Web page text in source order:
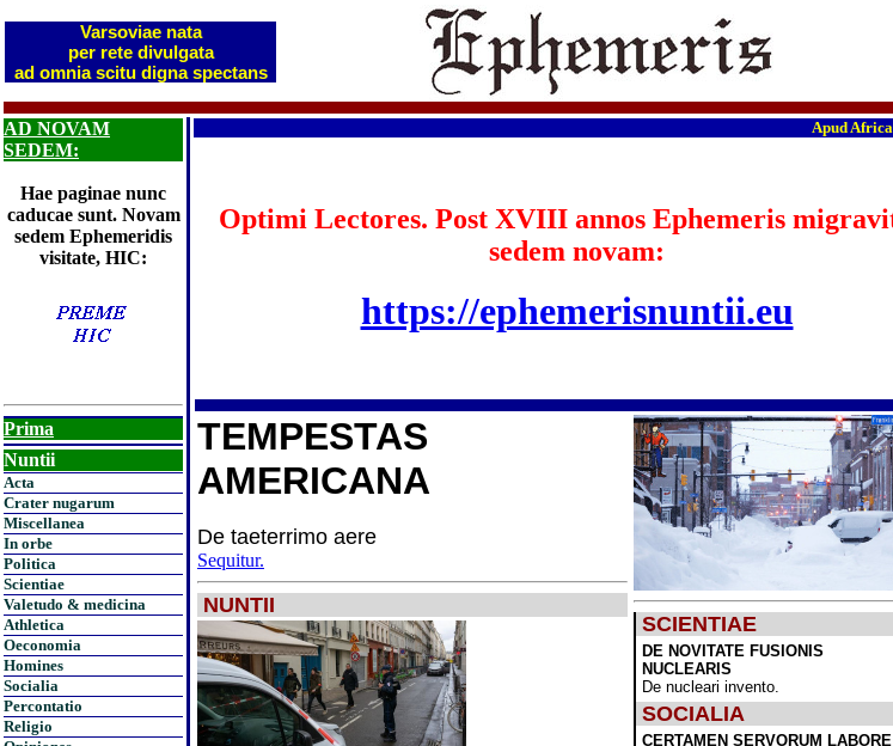
Varsoviae nata
per rete divulgata
ad omnia scitu digna spectans
AD NOVAM
SEDEM:
Hae paginae nunc
caducae sunt. Novam
sedem Ephemeridis
visitate, HIC:
Prima
Nuntii
Acta
Crater nugarum
Miscellanea
In orbe
Politica
Scientiae
Valetudo & medicina
Athletica
Oeconomia
Homines
Socialia
Percontatio
Religio
Apud Africae
Optimi Lectores. Post XVIII annos Ephemeris
sedem novam:
https://ephemerisnuntii.eu
TEMPESTAS
AMERICANA
De taeterrimo aere
Sequitur.
NUNTII
SCIENTIAE
DE NOVITATE FUSIONIS
NUCLEARIS
De nucleari invento.
SOCIALIA
CERTAMEN SERVORUM LABORE